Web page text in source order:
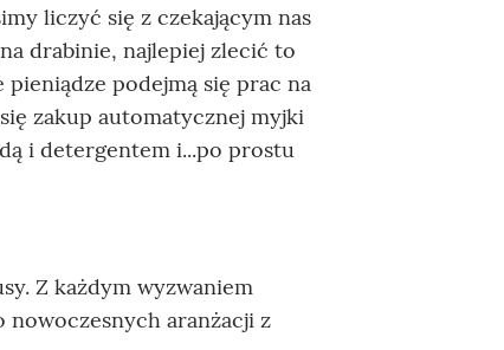
liczyć się z czekającym nas
drabinie, najlepiej zlecić to
podejmą się prac na
zakup automatycznej myjki
i detergentem i...po prostu
Z każdym wyzwaniem
nowoczesnych aranżacji z